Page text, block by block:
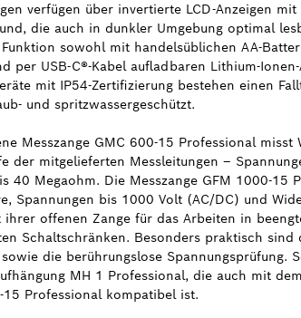
verfügen über invertierte LCD-Anzeigen
die auch in dunkler Umgebung optimal
Funktion sowohl mit handelsüblichen AA-
per USB-C®-Kabel aufladbaren Lithium-
mit IP54-Zertifizierung bestehen einen
und spritzwassergeschützt.
Messzange GMC 600-15 Professional
der mitgelieferten Messleitungen –
40 Megaohm. Die Messzange GFM 1000-15
Spannungen bis 1000 Volt (AC/DC) und
offenen Zange für das Arbeiten in
Schaltschränken. Besonders praktisch sind
sowie die berührungslose Spannungsprüfung.
MH 1 Professional, die auch mit
15 Professional kompatibel ist.